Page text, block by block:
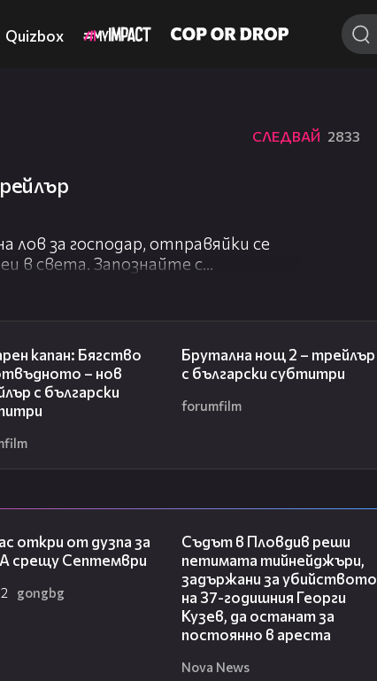
Quizbox
СЛЕДВАЙ 2833
за господар, отправяйки се
в света. Запознайте с
- Скарлет Оувъркил!
капан: Бягство
– нов
с български
Брутална нощ 2 – трейлър
с български субтитри
forumfilm
откри от дузпа за
срещу Септември
2 gongbg
Съдът в Пловдив реши
петимата тийнейджъри,
задържани за убийството
на 37-годишния Георги
Кузев, да останат за
постоянно в ареста
Nova News